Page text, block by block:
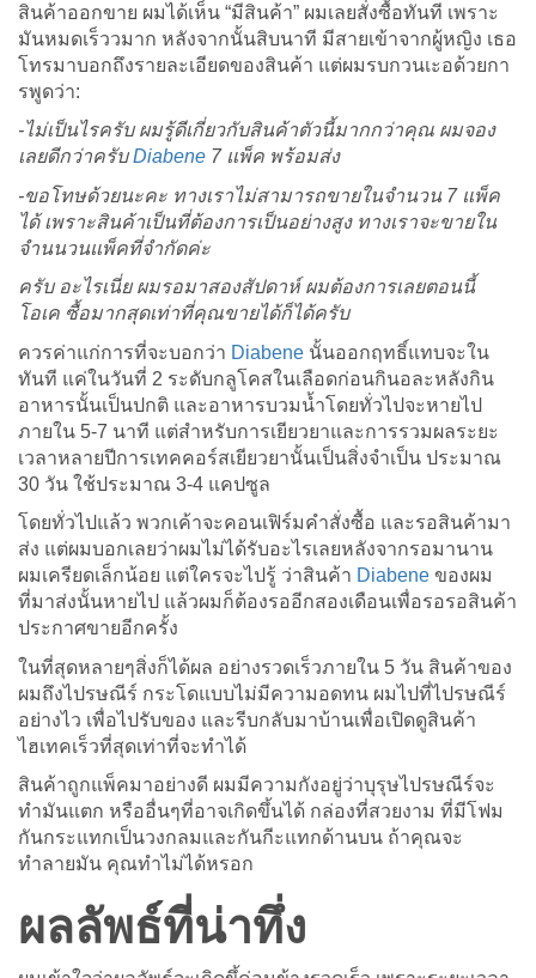
สินค้าออกขาย ผมได้เห็น “มีสินค้า” ผมเลยสั่งซื้อทันที เพราะ
มันหมดเร็ววมาก หลังจากนั้นสิบนาที มีสายเข้าจากผู้หญิง เธอ
โทรมาบอกถึงรายละเอียดของสินค้า แต่ผมรบกวนเะอด้วยกา
รพูดว่า:
-ไม่เป็นไรครับ ผมรู้ดีเกี่ยวกับสินค้าตัวนี้มากกว่าคุณ ผมจอง
เลยดีกว่าครับDiabene 7 แพ็ค พร้อมส่ง
-ขอโทษด้วยนะคะ ทางเราไม่สามารถขายในจำนวน 7 แพ็ค
ได้ เพราะสินค้าเป็นที่ต้องการเป็นอย่างสูง ทางเราจะขายใน
จำนนวนแพ็คที่จำกัดค่ะ
ครับ อะไรเนี่ย ผมรอมาสองสัปดาห์ ผมต้องการเลยตอนนี้
โอเค ซื้อมากสุดเท่าที่คุณขายได้ก็ได้ครับ
ควรค่าแก่การที่จะบอกว่า Diabene นั้นออกฤทธิ์แทบจะใน
ทันที แค่ในวันที่ 2 ระดับกลูโคสในเลือดก่อนกินอละหลังกิน
อาหารนั้นเป็นปกติ และอาหารบวมน้ำโดยทั่วไปจะหายไป
ภายใน 5-7 นาที แต่สำหรับการเยียวยาและการรวมผลระยะ
เวลาหลายปีการเทคคอร์สเยียวยานั้นเป็นสิ่งจำเป็น ประมาณ
30 วัน ใช้ประมาณ 3-4 แคปซูล
โดยทั่วไปแล้ว พวกเค้าจะคอนเฟิร์มคำสั่งซื้อ และรอสินค้ามา
ส่ง แต่ผมบอกเลยว่าผมไม่ได้รับอะไรเลยหลังจากรอมานาน
ผมเครียดเล็กน้อย แต่ใครจะไปรู้ ว่าสินค้า Diabene ของผม
ที่มาส่งนั้นหายไป แล้วผมก็ต้องรออีกสองเดือนเพื่อรอรอสินค้า
ประกาศขายอีกครั้ง
ในที่สุดหลายๆสิ่งก็ได้ผล อย่างรวดเร็วภายใน 5 วัน สินค้าของ
ผมถึงไปรษณีร์ กระโดแบบไม่มีความอดทน ผมไปที่ไปรษณีร์
อย่างไว เพื่อไปรับของ และรีบกลับมาบ้านเพื่อเปิดดูสินค้า
ไฮเทคเร็วที่สุดเท่าที่จะทำได้
สินค้าถูกแพ็คมาอย่างดี ผมมีความกังอยู่ว่าบุรุษไปรษณีร์จะ
ทำมันแตก หรืออื่นๆที่อาจเกิดขึ้นได้ กล่องที่สวยงาม ที่มีโฟม
กันกระแทกเป็นวงกลมและกันกีะแทกด้านบน ถ้าคุณจะ
ทำลายมัน คุณทำไม่ได้หรอก
ผลลัพธ์ที่น่าทึ่ง